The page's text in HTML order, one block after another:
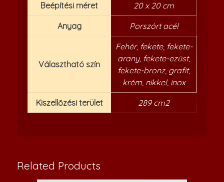
Beépítési méret 20 x 20 cm
Anyag Porszórt acél
Választható szín
Fehér, fekete, fekete-
arany, fekete-ezüst,
fekete-bronz, grafit,
krém, nikkel, inox
Kiszellőzési terület 289 cm2
Related Products